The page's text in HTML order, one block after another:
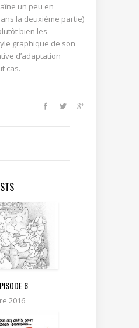
un peu en
la deuxième partie)
bien les
graphique de son
d’adaptation
cas.
6
2016